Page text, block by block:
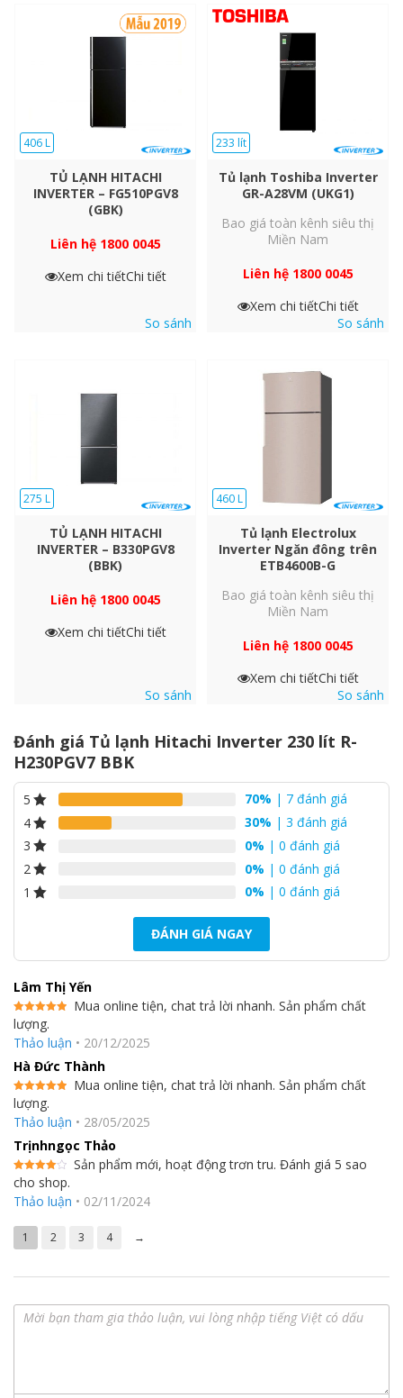
Ngăn trữ chuyển đổi
Chọn Cần gạt cho phép bạn điều chỉnh nhiệt độ bên trong bằng
Chế độ sữa / thịt
Giữ cho thịt và cá tươi
Thực phẩm đông lạnh
uống
Khay đá xoay và di chuyển được
Bạn có thể dời khay đá cho thuận tiện và hiệu quả hơn trong
việc sử dụng không gian lưu trữ.
Khay thủy tinh chịu lực
chịu được sức nặng lên tới 100kg*.
406 L
TỦ LẠNH HITACHI
INVERTER – FG510PGV8
(GBK)
Liên hệ 1800 0045
Xem chi tiếtChi tiết
So sánh
233 lít
Tủ lạnh Toshiba Inverter
GR-A28VM (UKG1)
Bao giá toàn kênh siêu thị
Miền Nam
Liên hệ 1800 0045
Xem chi tiếtChi tiết
So sánh
275 L
TỦ LẠNH HITACHI
INVERTER – B330PGV8
(BBK)
Liên hệ 1800 0045
Xem chi tiếtChi tiết
So sánh
460 L
Tủ lạnh Electrolux
Inverter Ngăn đông trên
ETB4600B-G
Bao giá toàn kênh siêu thị
Miền Nam
Liên hệ 1800 0045
Xem chi tiếtChi tiết
So sánh
Đánh giá Tủ lạnh Hitachi Inverter 230 lít R-
H230PGV7 BBK
5 70% | 7 đánh giá
4
30% | 3 đánh giá
3
0% | 0 đánh giá
2
0% | 0 đánh giá
1
0% | 0 đánh giá
ĐÁNH GIÁ NGAY
Lâm Thị Yến
Được xếp
hạng55
sao
Mua online tiện, chat trả lời nhanh. Sản phẩm chất
lượng.
Thảo luận • 20/12/2025
Hà Đức Thành
Được xếp
hạng55
sao
Mua online tiện, chat trả lời nhanh. Sản phẩm chất
lượng.
Thảo luận • 28/05/2025
Trịnhngọc Thảo
Được
xếp hạng
45 sao
Sản phẩm mới, hoạt động trơn tru. Đánh giá 5 sao
cho shop.
Thảo luận • 02/11/2024
1 2 3 4 →